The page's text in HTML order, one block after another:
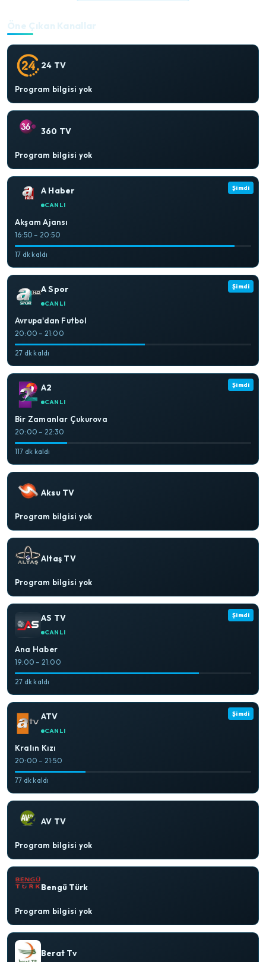
Öne Çıkan Kanallar
24 TV
Program bilgisi yok
360 TV
Program bilgisi yok
Şimdi
A Haber
CANLI
Akşam Ajansı
16:50 – 20:50
17 dk kaldı
Şimdi
A Spor
CANLI
Avrupa'dan Futbol
20:00 – 21:00
27 dk kaldı
Şimdi
A2
CANLI
Bir Zamanlar Çukurova
20:00 – 22:30
117 dk kaldı
Aksu TV
Program bilgisi yok
Altaş TV
Program bilgisi yok
Şimdi
AS TV
CANLI
Ana Haber
19:00 – 21:00
27 dk kaldı
Şimdi
ATV
CANLI
Kralın Kızı
20:00 – 21:50
77 dk kaldı
AV TV
Program bilgisi yok
Bengü Türk
Program bilgisi yok
Berat Tv